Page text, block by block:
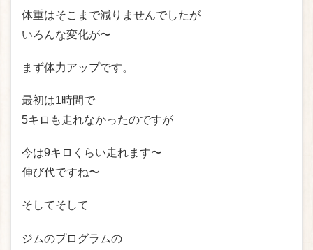
体重はそこまで減りませんでしたが
いろんな変化が〜
まず体力アップです。
最初は1時間で
5キロも走れなかったのですが
今は9キロくらい走れます〜
伸び代ですね〜
そしてそして
ジムのプログラムの